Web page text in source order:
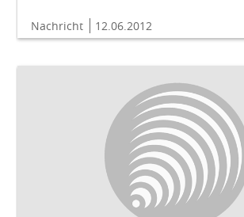
Nachricht 12.06.2012